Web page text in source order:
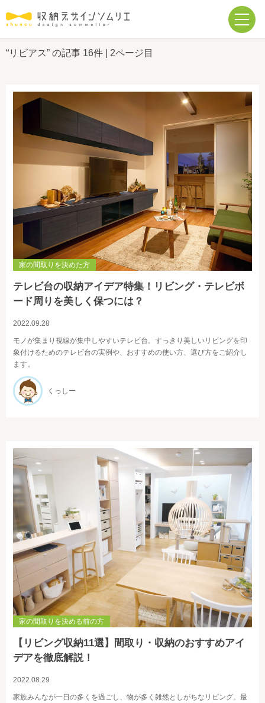
“リビアス” の記事 16件 | 2ページ目
家の間取りを決めた方
テレビ台の収納アイデア特集！リビング・テレビボ
ード周りを美しく保つには？
2022.09.28
モノが集まり視線が集中しやすいテレビ台。すっきり美しいリビングを印
象付けるためのテレビ台の実例や、おすすめの使い方、選び方をご紹介し
ます。
くっしー
家の間取りを決める前の方
【リビング収納11選】間取り・収納のおすすめアイ
デアを徹底解説！
2022.08.29
家族みんなが一日の多くを過ごし、物が多く雑然としがちなリビング。最